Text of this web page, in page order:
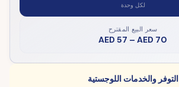
لكل وحدة
سعر البيع المقترح
AED 57 – AED 70
التوفر والخدمات اللوجستية